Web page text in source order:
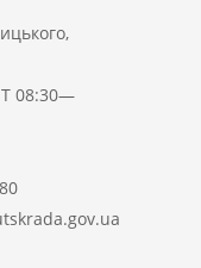
08:30—